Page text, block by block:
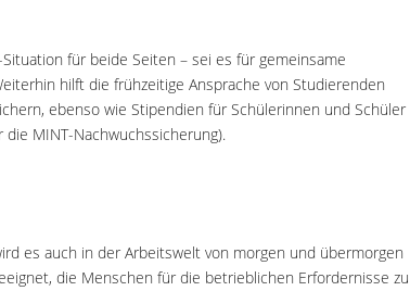
für beide Seiten – sei es für gemeinsame
hilft die frühzeitige Ansprache von Studierenden
ebenso wie Stipendien für Schülerinnen und Schüler
MINT-Nachwuchssicherung).
es auch in der Arbeitswelt von morgen und übermorgen
die Menschen für die betrieblichen Erfordernisse zu